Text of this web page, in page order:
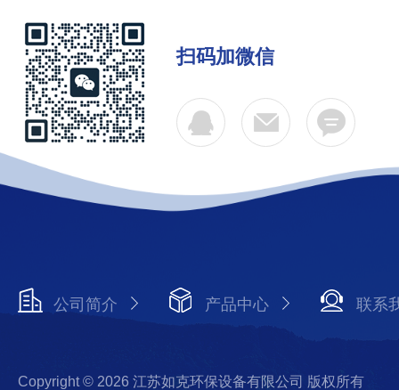
扫码加微信
公司简介 产品中心 联系
Copyright © 2026 江苏如克环保设备有限公司 版权所有